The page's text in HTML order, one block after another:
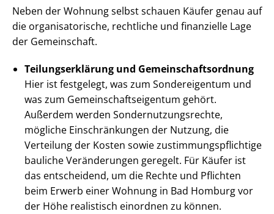
Neben der Wohnung selbst schauen Käufer genau auf
die or­ga­ni­sa­to­ri­sche, rechtliche und finanzielle Lage
der Gemeinschaft.
Tei­lungs­er­klä­rung und Ge­mein­schafts­ord­nung
Hier ist festgelegt, was zum Sondereigentum und
was zum Ge­mein­schafts­ei­gen­tum gehört.
Außerdem werden Son­der­nut­zungs­rech­te,
mögliche Einschränkungen der Nutzung, die
Verteilung der Kosten sowie zu­stim­mungs­pflich­ti­ge
bauliche Veränderungen geregelt. Für Käufer ist
das entscheidend, um die Rechte und Pflichten
beim Erwerb einer Wohnung in Bad Homburg vor
der Höhe realistisch einordnen zu können.